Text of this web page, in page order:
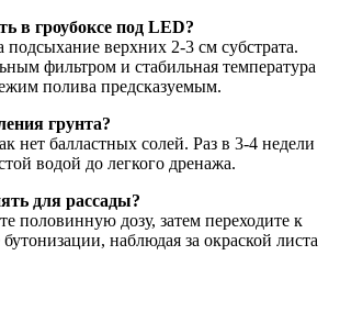
в гроубоксе под LED?
подсыхание верхних 2-3 см субстрата.
фильтром и стабильная температура
полива предсказуемым.
грунта?
нет балластных солей. Раз в 3-4 недели
водой до легкого дренажа.
для рассады?
половинную дозу, затем переходите к
наблюдая за окраской листа